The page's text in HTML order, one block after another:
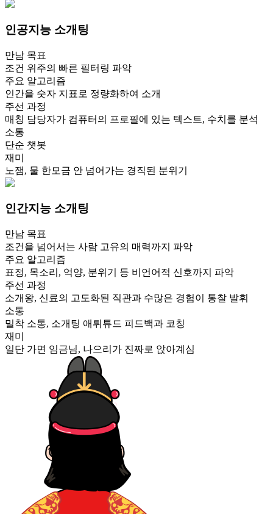
인공지능 소개팅
만남 목표
조건 위주의 빠른 필터링 파악
주요 알고리즘
인간을 숫자 지표로 정량화하여 소개
주선 과정
매칭 담당자가 컴퓨터의 프로필에 있는 텍스트, 수치를 분석
소통
단순 챗봇
재미
노잼, 물 한모금 안 넘어가는 경직된 분위기
인간지능 소개팅
만남 목표
조건을 넘어서는 사람 고유의 매력까지 파악
주요 알고리즘
표정, 목소리, 억양, 분위기 등 비언어적 신호까지 파악
주선 과정
소개왕, 신료의 고도화된 직관과 수많은 경험이 통찰 발휘
소통
밀착 소통, 소개팅 애튀튜드 피드백과 코칭
재미
일단 가면 임금님, 나으리가 진짜로 앉아계심